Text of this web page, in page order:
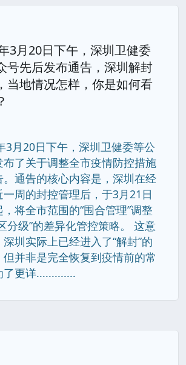
3月20日下午，深圳卫健委
号先后发布通告，深圳解封
当地情况怎样，你是如何看
3月20日下午，深圳卫健委等公
布了关于调整全市疫情防控措施
。通告的核心内容是，深圳在经
一周的封控管理后，于3月21日
将全市范围的“围合管理”调整
分级”的差异化管控策略。 这意
圳实际上已经进入了“解封”的
但并非是完全恢复到疫情前的常
了更详.............